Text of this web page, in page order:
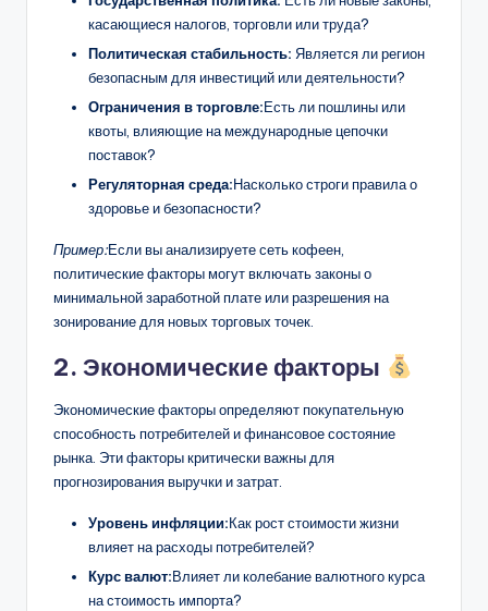
касающиеся налогов, торговли или труда?
Политическая стабильность: Является ли регион
безопасным для инвестиций или деятельности?
Ограничения в торговле:Есть ли пошлины или
квоты, влияющие на международные цепочки
поставок?
Регуляторная среда:Насколько строги правила о
здоровье и безопасности?
Пример:Если вы анализируете сеть кофеен,
политические факторы могут включать законы о
минимальной заработной плате или разрешения на
зонирование для новых торговых точек.
2. Экономические факторы
Экономические факторы определяют покупательную
способность потребителей и финансовое состояние
рынка. Эти факторы критически важны для
прогнозирования выручки и затрат.
Уровень инфляции:Как рост стоимости жизни
влияет на расходы потребителей?
Курс валют:Влияет ли колебание валютного курса
на стоимость импорта?